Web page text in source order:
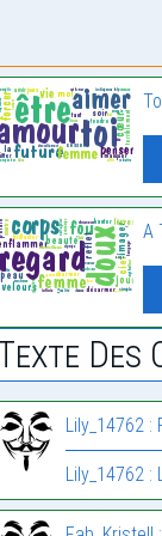
A
Des
Lily_14762 :
Lily_14762 :